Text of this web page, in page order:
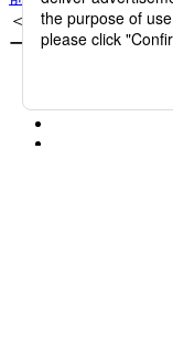
＜GIORGIO
ーニ＞ レザースニー